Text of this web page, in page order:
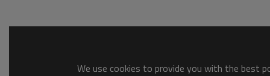
We use cookies to provide you with the best